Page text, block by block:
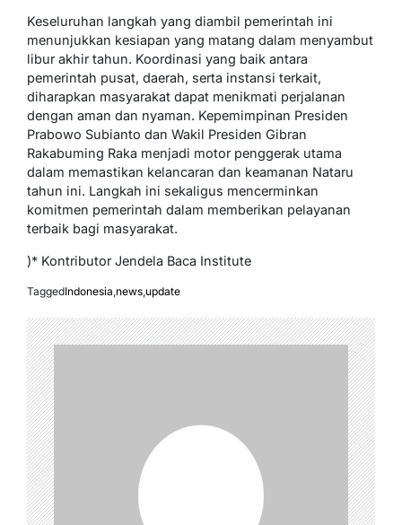
Keseluruhan langkah yang diambil pemerintah ini
menunjukkan kesiapan yang matang dalam menyambut
libur akhir tahun. Koordinasi yang baik antara
pemerintah pusat, daerah, serta instansi terkait,
diharapkan masyarakat dapat menikmati perjalanan
dengan aman dan nyaman. Kepemimpinan Presiden
Prabowo Subianto dan Wakil Presiden Gibran
Rakabuming Raka menjadi motor penggerak utama
dalam memastikan kelancaran dan keamanan Nataru
tahun ini. Langkah ini sekaligus mencerminkan
komitmen pemerintah dalam memberikan pelayanan
terbaik bagi masyarakat.
)* Kontributor Jendela Baca Institute
TaggedIndonesia,news,update